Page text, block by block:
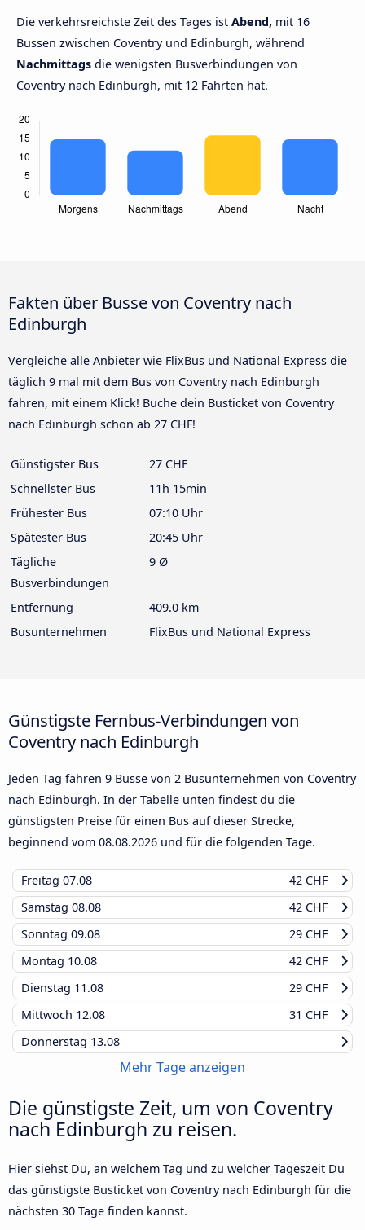
Die verkehrsreichste Zeit des Tages ist Abend, mit 16
Bussen zwischen Coventry und Edinburgh, während
Nachmittags die wenigsten Busverbindungen von
Coventry nach Edinburgh, mit 12 Fahrten hat.
Fakten über Busse von Coventry nach
Edinburgh
Vergleiche alle Anbieter wie FlixBus und National Express die
täglich 9 mal mit dem Bus von Coventry nach Edinburgh
fahren, mit einem Klick! Buche dein Busticket von Coventry
nach Edinburgh schon ab 27 CHF!
Günstigster Bus
27 CHF
Schnellster Bus
11h 15min
Frühester Bus
07:10 Uhr
Spätester Bus
20:45 Uhr
Tägliche
Busverbindungen
9 Ø
Entfernung
409.0 km
Busunternehmen
FlixBus und National Express
Günstigste Fernbus-Verbindungen von
Coventry nach Edinburgh
Jeden Tag fahren 9 Busse von 2 Busunternehmen von Coventry
nach Edinburgh. In der Tabelle unten findest du die
günstigsten Preise für einen Bus auf dieser Strecke,
beginnend vom 08.08.2026 und für die folgenden Tage.
Freitag 07.08
42 CHF
Samstag 08.08
42 CHF
Sonntag 09.08
29 CHF
Montag 10.08
42 CHF
Dienstag 11.08
29 CHF
Mittwoch 12.08
31 CHF
Donnerstag 13.08
Mehr Tage anzeigen
Die günstigste Zeit, um von Coventry
nach Edinburgh zu reisen.
Hier siehst Du, an welchem Tag und zu welcher Tageszeit Du
das günstigste Busticket von Coventry nach Edinburgh für die
nächsten 30 Tage finden kannst.